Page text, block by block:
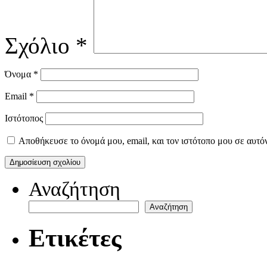
Σχόλιο *
Όνομα *
Email *
Ιστότοπος
Αποθήκευσε το όνομά μου, email, και τον ιστότοπο μου σε
Αναζήτηση
Αναζήτηση
Ετικέτες